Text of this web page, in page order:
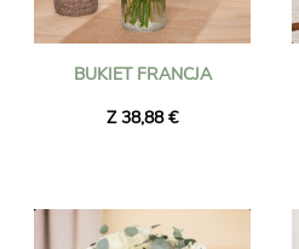
BUKIET FRANCJA
Z 38,88 €